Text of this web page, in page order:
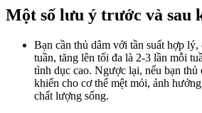
Một số lưu ý trước và sau
Bạn cần thủ dâm với tần suất hợp
tuần, tăng lên tối đa là 2-3 lần mỗi
tình dục cao. Ngược lại, nếu bạn thủ
khiến cho cơ thể mệt mỏi, ảnh
chất lượng sống.